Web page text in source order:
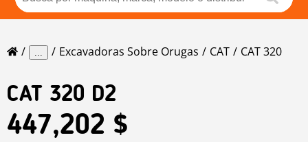
... Excavadoras Sobre Orugas CAT CAT 320
CAT 320 D2
447,202 $